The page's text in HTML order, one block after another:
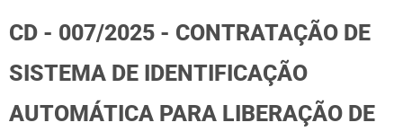
CD - 007/2025 - CONTRATAÇÃO DE
SISTEMA DE IDENTIFICAÇÃO
AUTOMÁTICA PARA LIBERAÇÃO DE